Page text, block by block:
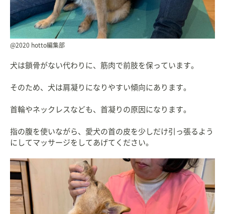
@2020 hotto編集部
犬は鎖骨がない代わりに、筋肉で前肢を保っています。
そのため、犬は肩凝りになりやすい傾向にあります。
首輪やネックレスなども、首凝りの原因になります。
指の腹を使いながら、愛犬の首の皮を少しだけ引っ張るよう
にしてマッサージをしてあげてください。